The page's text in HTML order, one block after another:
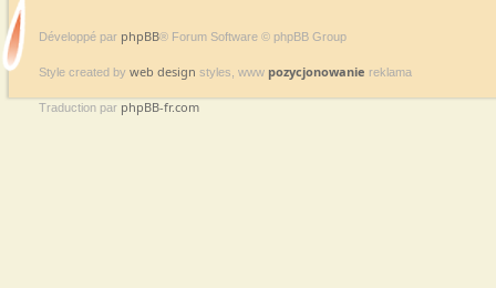
Développé par phpBB® Forum Software © phpBB Group
Style created by web design styles, www pozycjonowanie reklama
Traduction par phpBB-fr.com